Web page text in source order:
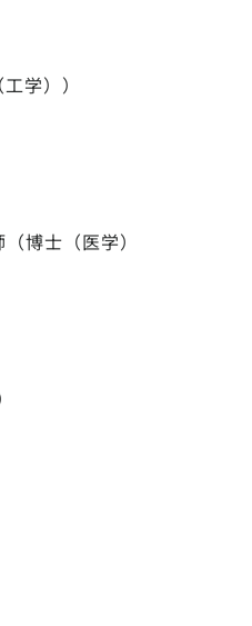
学））
博士（医学）